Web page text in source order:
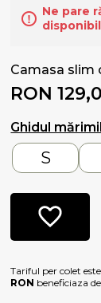
Ne pare
disponibil
Camasa slim
RON
Ghidul
S
Tariful per colet este
RON beneficiaza